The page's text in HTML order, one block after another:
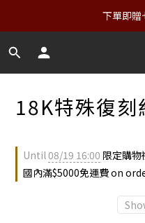
下單即贈
18K特殊復刻
Until08/19 16:00 限定購
國內滿$5000免運費 on